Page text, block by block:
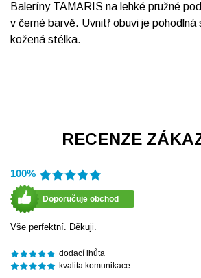
Baleríny TAMARIS na lehké pružné
v černé barvě. Uvnitř obuvi je pohodlná
kožená stélka.
RECENZE
100%
Doporučuje obchod
Vše perfektní. Děkuji.
dodací lhůta
kvalita komunikace